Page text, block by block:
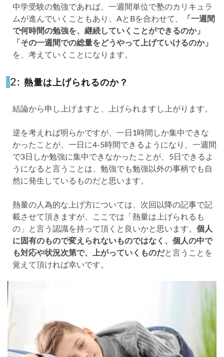
中学受験の勉強であれば、一週間単位で塾のカリキュラ
ムが進んでいくこともあり、AとBを合わせて、
「一週間
で何時間の勉強を、継続していくことができるのか」
「その一週間での総量をどうやって上げていけるのか」
を、考えていくことになります。
2: 熱量は上げられるのか？
結論から申し上げますと、上げられますし上がります。
逆を考えれば明らかですが、一日1時間しか集中できな
かったことが、一日に4-5時間できるようになり、一週間
で3日しか勉強に集中できなかったことが、5日できるよ
うになると言うことは、勉強でも勉強以外の事柄でも自
然に発生しているものだと思います。
熱量の人為的な上げ方については、次回以降の記事で記
載させて頂きますが、ここでは「熱量は上げられるも
の」と言う認識を持って頂くと良いかと思います。 個人
に固有のもので変えられないものではなく、個人の中で
も対応や状況次第で、上がっていくものだと言うことを
覚えて頂ければ幸いです。